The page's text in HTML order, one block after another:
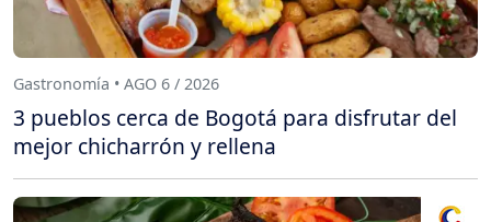
Gastronomía • AGO 6 / 2026
3 pueblos cerca de Bogotá para disfrutar del
mejor chicharrón y rellena